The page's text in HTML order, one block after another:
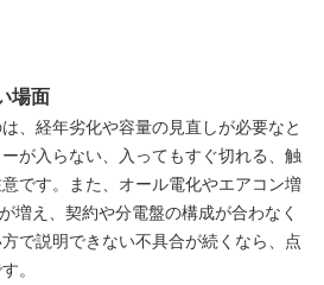
場面
、経年劣化や容量の見直しが必要なと
が入らない、入ってもすぐ切れる、触
です。また、オール電化やエアコン増
増え、契約や分電盤の構成が合わなく
で説明できない不具合が続くなら、点
。